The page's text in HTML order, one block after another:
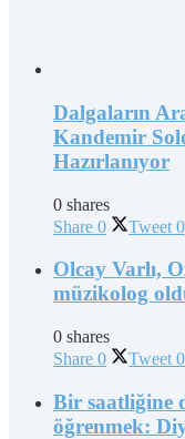
Dalgaların
Kandemir
Hazırlanıyor
0 shares
Share 0 Tweet 0
Olcay Varlı,
müzikolog
0 shares
Share 0 Tweet 0
Bir saatliğine
öğrenmek: